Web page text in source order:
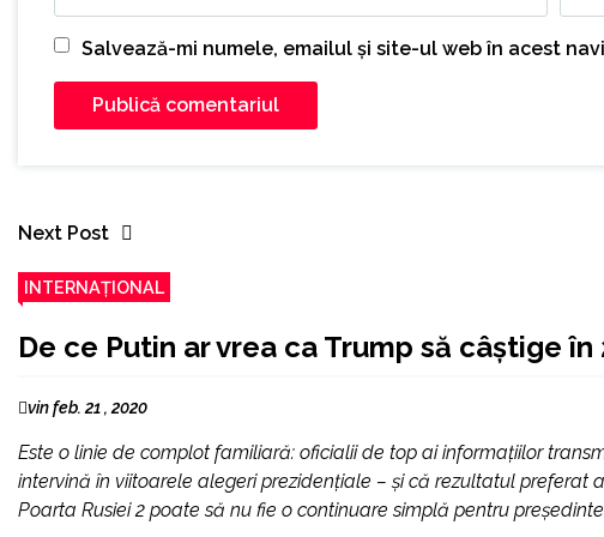
Salvează-mi numele, emailul și site-ul web în acest
Next Post
INTERNAȚIONAL
De ce Putin ar vrea ca Trump să câștige în
vin feb. 21 , 2020
Este o linie de complot familiară: oficialii de top ai informațiilor
intervină în viitoarele alegeri prezidențiale – și că rezultatul preferat
Poarta Rusiei 2 poate să nu fie o continuare simplă pentru